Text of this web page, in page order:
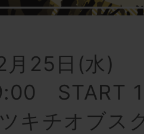
月25日(水)
START
キチオブス